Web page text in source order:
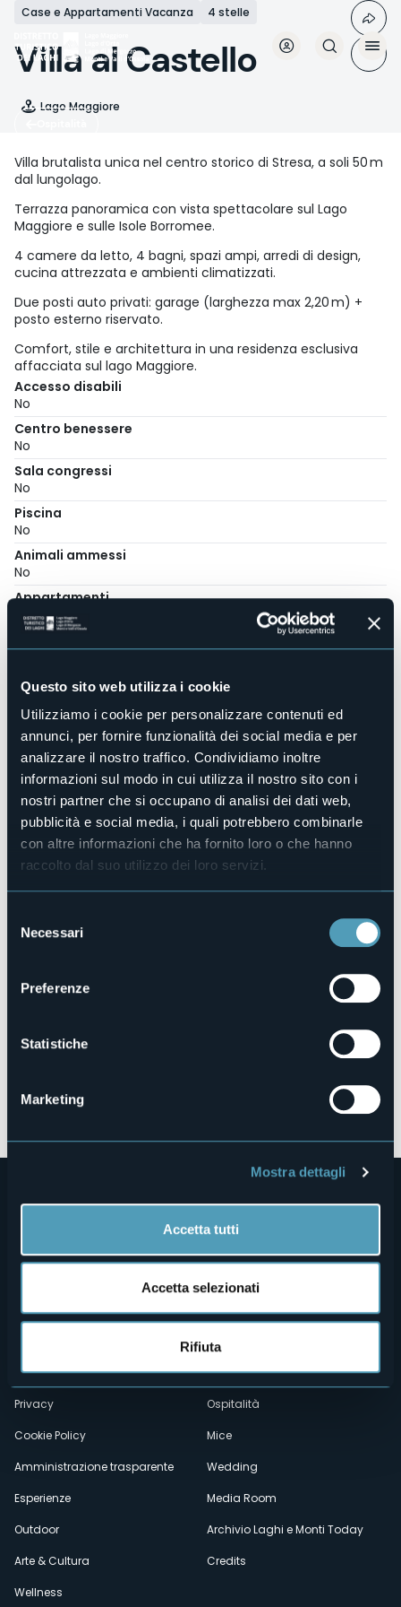
Questo sito web utilizza i cookie
Utilizziamo i cookie per personalizzare contenuti ed
annunci, per fornire funzionalità dei social media e per
analizzare il nostro traffico. Condividiamo inoltre
informazioni sul modo in cui utilizza il nostro sito con i
nostri partner che si occupano di analisi dei dati web,
pubblicità e social media, i quali potrebbero combinarle
con altre informazioni che ha fornito loro o che hanno
raccolto dal suo utilizzo dei loro servizi.
delNecessari
Preferenze
Statistiche
Marketing
Mostra dettagli
Accetta tutti
Accetta selezionati
Rifiuta
Salta
contenuto
principale
Case e Appartamenti Vacanza 4 stelle
Villa al Castello
Lago Maggiore
Villa brutalista unica nel centro storico di Stresa, a soli 50 m
dal lungolago.
Terrazza panoramica con vista spettacolare sul Lago
Maggiore e sulle Isole Borromee.
4 camere da letto, 4 bagni, spazi ampi, arredi di design,
cucina attrezzata e ambienti climatizzati.
Due posti auto privati: garage (larghezza max 2,20 m) +
posto esterno riservato.
Comfort, stile e architettura in una residenza esclusiva
affacciata sul lago Maggiore.
Accesso disabili
No
Centro benessere
No
Sala congressi
No
Piscina
No
Animali ammessi
No
Appartamenti
E-mail
mcolombo@horizonluxury.it
Sito web
https://horizonluxury.it/
Telefono
+39 347 5995795
Codice CIR
103064-CIM-00024
Via al Castello, 22
Apri mappa
Menù
secondario
Chi siamo
Contatti
Privacy
Cookie Policy
Amministrazione trasparente
Esperienze
Outdoor
Arte & Cultura
Wellness
Enogastronomia
Webcam
Eventi
Ospitalità
Mice
Wedding
Media Room
Archivio Laghi e Monti Today
Credits